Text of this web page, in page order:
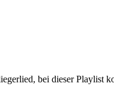
bei dieser Playlist